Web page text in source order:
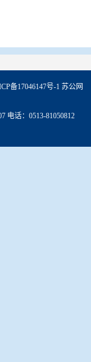
备17046147号-1 苏公网
电话：0513-81050812